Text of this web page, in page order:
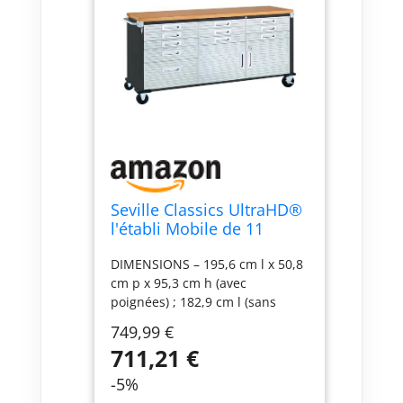
Seville Classics UltraHD®
l'établi Mobile de 11
Bureau, Atelier, 182,9 x
50,8 x 95,2 cm, Graphite
DIMENSIONS – 195,6 cm l x 50,8
cm p x 95,3 cm h (avec
poignées) ; 182,9 cm l (sans
DOUBLÉS – Comprend neuf
petits tiroirs (48,9 cm l x 47 cm p
x 7 cm h, intérieur), un tiroir
moyen (48,9 cm l x 47 cm p x 12
749,99 €
711,21 €
-5%